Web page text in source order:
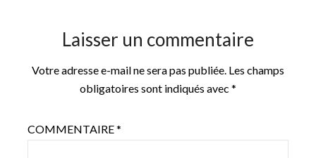
Laisser un commentaire
Votre adresse e-mail ne sera pas publiée. Les champs
obligatoires sont indiqués avec *
COMMENTAIRE*